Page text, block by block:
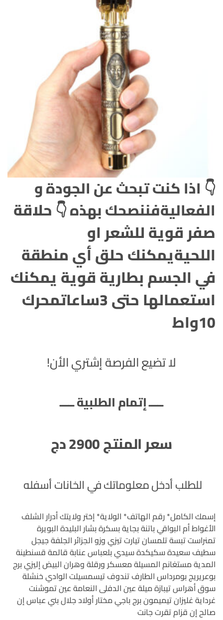
👇 اذا كنت تبحث عن الجودة و
الفعاليةفننصحك بهذه 👇 حلاقة
صفر قوية للشعر او
اللحيةيمكنك حلق أي منطقة
في الجسمبطارية قوية يمكنك
استعمالها حتى 3ساعات
محرك
10واط
لا تضيع الفرصة إشتري الأن!
ـــــ إتمام الطلبية ـــــ
سعر المنتج2900 دج
للطلب أدخل معلوماتك في الخانات أسفله
إسمك الكامل*رقم الهاتف* الولاية* إختر ولايتك أدرار الشلف
الأغواط أم البواقي باتنة بجاية بسكرة بشار البليدة البويرة
تمنراست تبسة تلمسان تيارت تيزي وزو الجزائر الجلفة جيجل
سطيف سعيدة سكيكدة سيدي بلعباس عنابة قالمة قسنطينة
المدية مستغانم المسيلة معسكر ورقلة وهران البيض إليزي برج
بوعريريج بومرداس الطارف تندوف تيسمسيلت الوادي خنشلة
سوق أهراس تيبازة ميلة عين الدفلى النعامة عين تموشنت
غرداية غليزان تيميمون برج باجي مختار أولاد جلال بني عباس إن
صالح إن قزام تقرت جانت